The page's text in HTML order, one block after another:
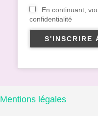
En continuant,
confidentialité
Mentions légales